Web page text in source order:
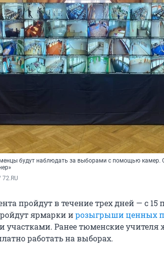
будут наблюдать за выборами с помощью камер.
пройдут в течение трех дней — с 15
ярмарки ирозыгрыши ценных
участками. Ранее тюменские учителя
работать на выборах.